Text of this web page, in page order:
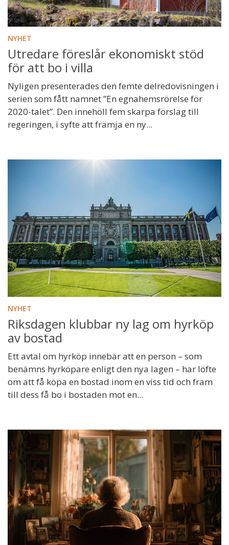
NYHET
Utredare föreslår ekonomiskt stöd
för att bo i villa
Nyligen presenterades den femte delredovisningen i
serien som fått namnet ”En egnahemsrörelse för
2020-talet”. Den innehöll fem skarpa förslag till
regeringen, i syfte att främja en ny...
NYHET
Riksdagen klubbar ny lag om hyrköp
av bostad
Ett avtal om hyrköp innebär att en person – som
benämns hyrköpare enligt den nya lagen – har löfte
om att få köpa en bostad inom en viss tid och fram
till dess få bo i bostaden mot en...